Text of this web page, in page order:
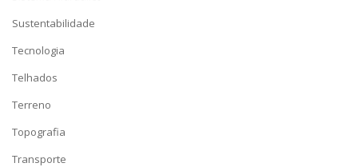
Sustentabilidade
Tecnologia
Telhados
Terreno
Topografia
Transporte